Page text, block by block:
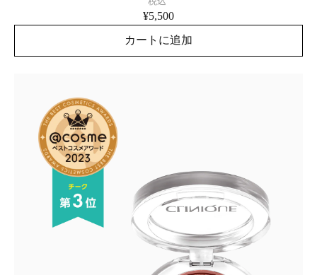
¥5,500
カートに追加